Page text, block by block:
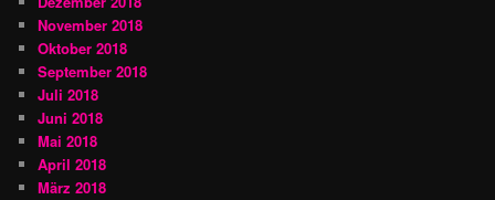
November 2018
Oktober 2018
September 2018
Juli 2018
Juni 2018
Mai 2018
April 2018
März 2018